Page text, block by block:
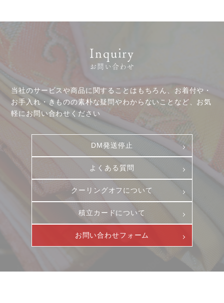
お客様相談室
DM発送停止
積立カード
古物営業法に基づく表示
採用情報
Inquiry
お問い合わせ
当社のサービスや商品に関することはもちろん、お着付や・
お手入れ・きものの素朴な疑問やわからないことなど、お気
軽にお問い合わせください
DM発送停止
よくある質問
クーリングオフについて
積立カードについて
お問い合わせフォーム